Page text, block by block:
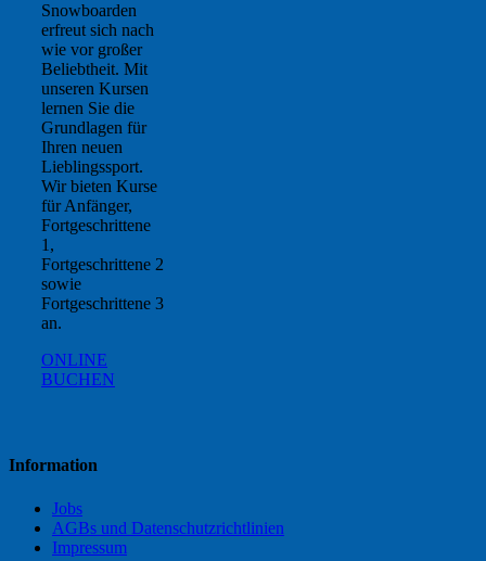
Snowboarden
erfreut sich nach
wie vor großer
Beliebtheit. Mit
unseren Kursen
lernen Sie die
Grundlagen für
Ihren neuen
Lieblingssport.
Wir bieten Kurse
für Anfänger,
Fortgeschrittene
1,
Fortgeschrittene 2
sowie
Fortgeschrittene 3
an.
ONLINE
BUCHEN
Information
Jobs
AGBs und Datenschutzrichtlinien
Impressum